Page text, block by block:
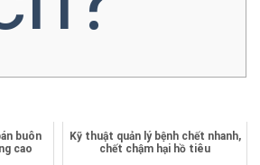
buôn
cao
Kỹ thuật quản lý bệnh chết nhanh,
chết chậm hại hồ tiêu